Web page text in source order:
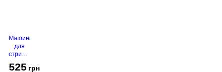
Машинка
для
стрижки
130
525 грн